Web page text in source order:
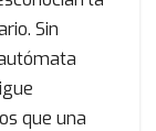
Sin
que una